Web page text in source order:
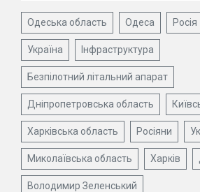
Одеська область Одеса Росія
Україна Інфраструктура
Безпілотний літальний апарат
Дніпропетровська область
Харківська область Росіяни
Миколаївська область Харків
Володимир Зеленський